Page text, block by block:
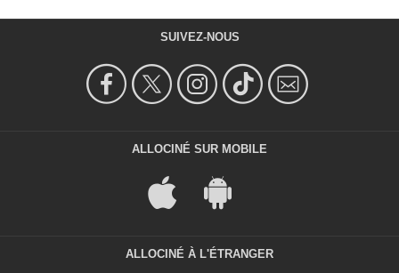
SUIVEZ-NOUS
ALLOCINÉ SUR MOBILE
ALLOCINÉ À L'ÉTRANGER